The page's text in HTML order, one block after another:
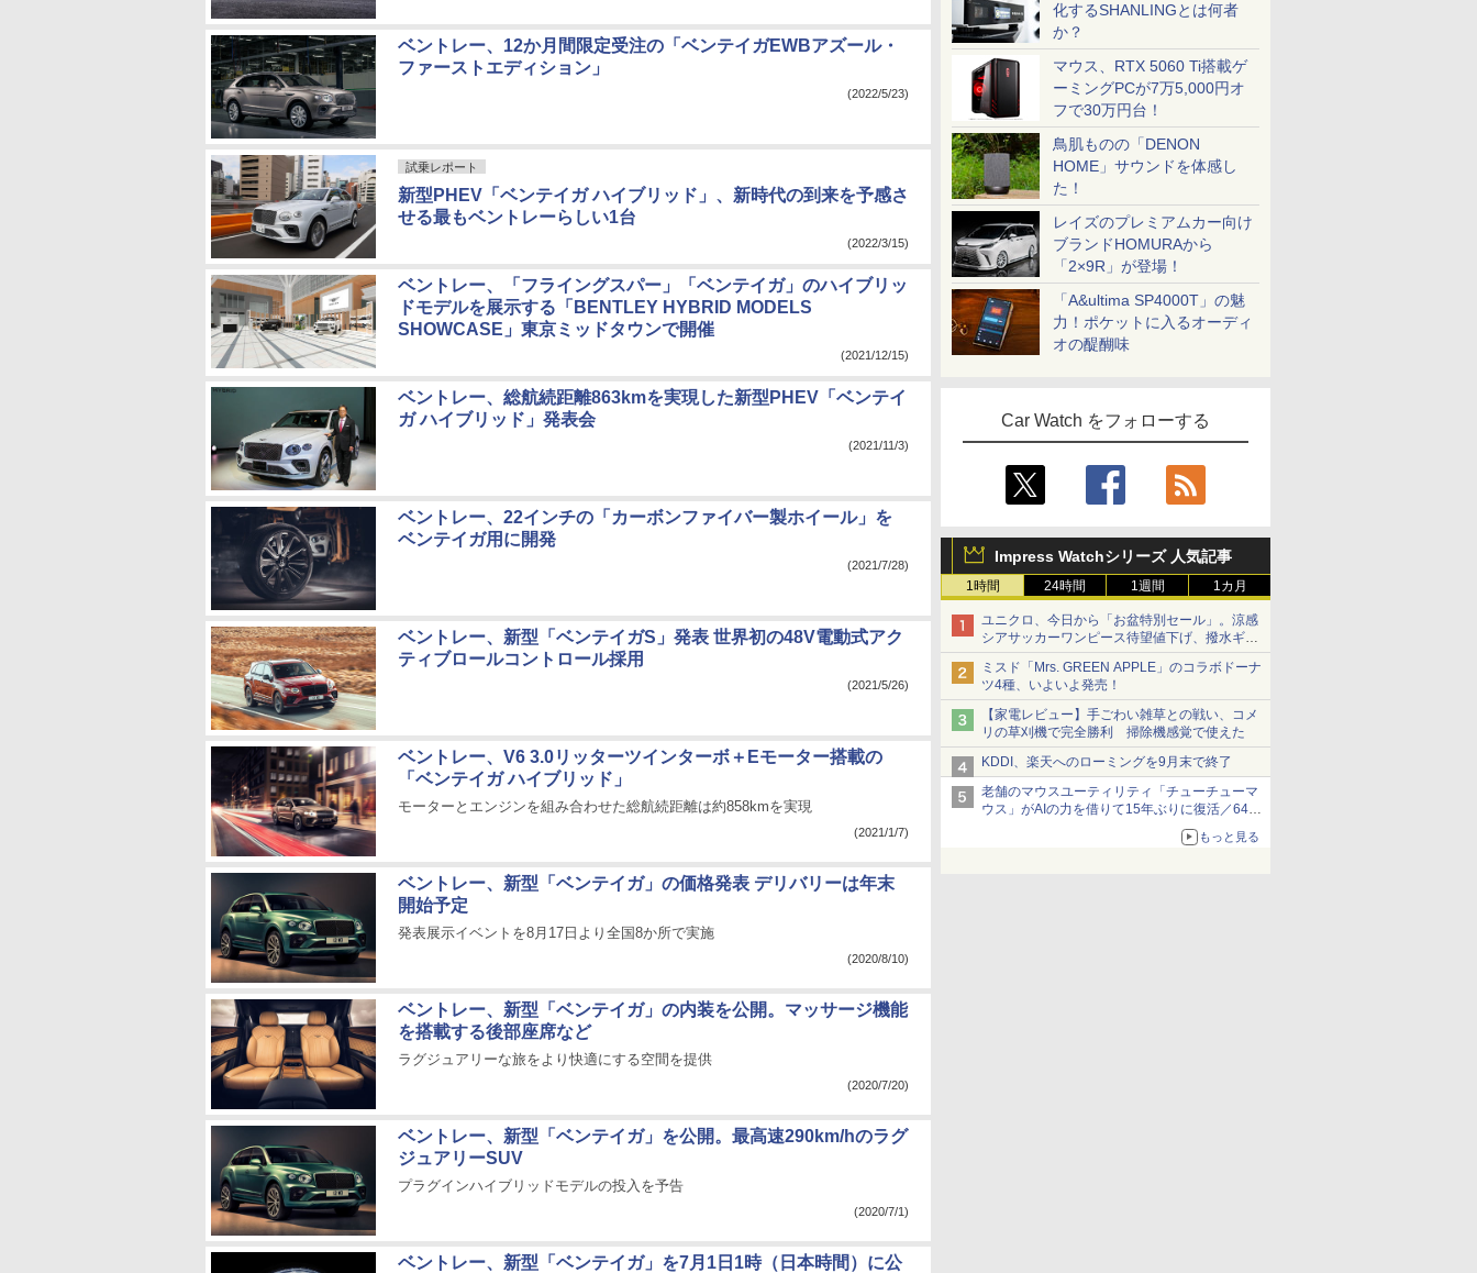
化するSHANLINGとは何者
か？
マウス、RTX 5060 Ti搭載ゲ
ーミングPCが7万5,000円オ
フで30万円台！
鳥肌ものの「DENON
HOME」サウンドを体感し
た！
レイズのプレミアムカー向け
ブランドHOMURAから
「2×9R」が登場！
「A&ultima SP4000T」の魅
力！ポケットに入るオーディ
オの醍醐味
Car Watch をフォローする
Impress Watchシリーズ 人気記事
1時間 24時間 1週間 1カ月
ユニクロ、今日から「お盆特別セール」。涼感
シアサッカーワンピース待望値下げ、撥水ギア
ショーツは1990円に
ミスド「Mrs. GREEN APPLE」のコラボドーナ
ツ4種、いよいよ発売！
【家電レビュー】手ごわい雑草との戦い、コメ
リの草刈機で完全勝利 掃除機感覚で使えた
KDDI、楽天へのローミングを9月末で終了
老舗のマウスユーティリティ「チューチューマ
ウス」がAIの力を借りて15年ぶりに復活／64bit
化、Windows 10/11、「Chrome」も走り回
る。復活記念で2026年末まで500円
もっと見る
ベントレー、12か月間限定受注の「ベンテイガEWBアズール・
ファーストエディション」
(2022/5/23)
試乗レポート
新型PHEV「ベンテイガ ハイブリッド」、新時代の到来を予感さ
せる最もベントレーらしい1台
(2022/3/15)
ベントレー、「フライングスパー」「ベンテイガ」のハイブリッ
ドモデルを展示する「BENTLEY HYBRID MODELS
SHOWCASE」東京ミッドタウンで開催
(2021/12/15)
ベントレー、総航続距離863kmを実現した新型PHEV「ベンテイ
ガ ハイブリッド」発表会
(2021/11/3)
ベントレー、22インチの「カーボンファイバー製ホイール」を
ベンテイガ用に開発
(2021/7/28)
ベントレー、新型「ベンテイガS」発表 世界初の48V電動式アク
ティブロールコントロール採用
(2021/5/26)
ベントレー、V6 3.0リッターツインターボ＋Eモーター搭載の
「ベンテイガ ハイブリッド」
モーターとエンジンを組み合わせた総航続距離は約858kmを実現
(2021/1/7)
ベントレー、新型「ベンテイガ」の価格発表 デリバリーは年末
開始予定
発表展示イベントを8月17日より全国8か所で実施
(2020/8/10)
ベントレー、新型「ベンテイガ」の内装を公開。マッサージ機能
を搭載する後部座席など
ラグジュアリーな旅をより快適にする空間を提供
(2020/7/20)
ベントレー、新型「ベンテイガ」を公開。最高速290km/hのラグ
ジュアリーSUV
プラグインハイブリッドモデルの投入を予告
(2020/7/1)
ベントレー、新型「ベンテイガ」を7月1日1時（日本時間）に公